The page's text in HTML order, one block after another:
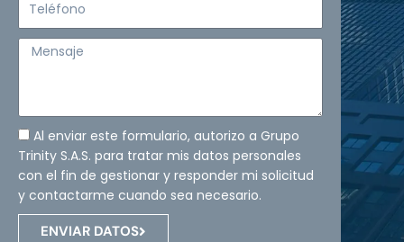
Mensaje
Al enviar este formulario, autorizo a Grupo
Trinity S.A.S. para tratar mis datos personales
con el fin de gestionar y responder mi solicitud
y contactarme cuando sea necesario.
ENVIAR DATOS